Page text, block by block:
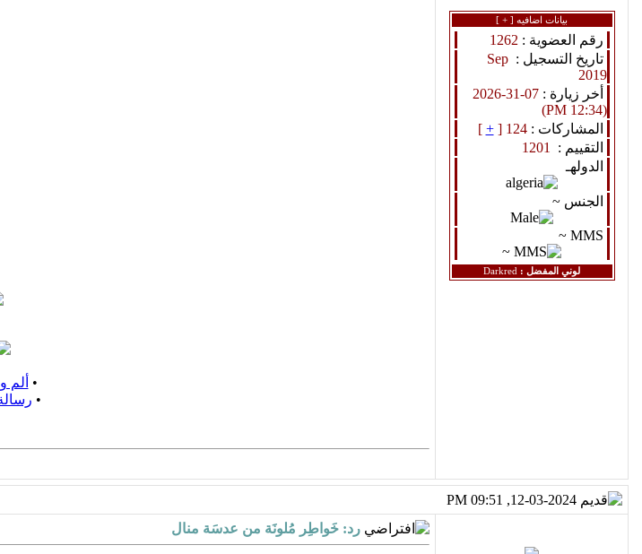
بيانات اضافيه [ +
]
رقم العضوية : 1262
تاريخ التسجيل :Sep
2019
أخر زيارة :
07-31-2026
(12:34 PM)
المشاركات : 124 [
+
]
التقييم :
1201
الدولهـ
الجنس ~
لوني المفضل : Darkred
• ألم
•
رد: خَواطِر مُلونَة من عدسَة منال